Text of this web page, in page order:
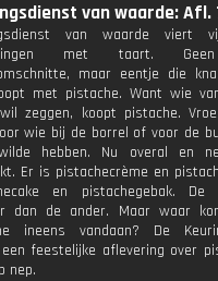
van waarde: Afl.
van waarde viert
met taart.
maar eentje die
met pistache. Want wie
zeggen, koopt pistache.
wie bij de borrel of voor de
hebben. Nu overal en
Er is pistachecrème en
en pistachegebak.
dan de ander. Maar waar
ineens vandaan? De
feestelijke aflevering over
nep.